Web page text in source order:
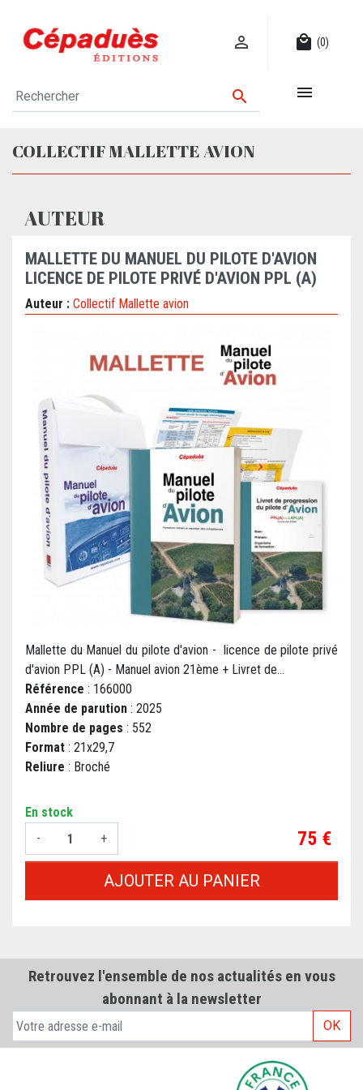
 local_mall (0)
 
COLLECTIF MALLETTE AVION
AUTEUR
MALLETTE DU MANUEL DU PILOTE D'AVION
LICENCE DE PILOTE PRIVÉ D'AVION PPL (A)
Auteur : Collectif Mallette avion
Mallette du Manuel du pilote d'avion - licence de pilote privé
d'avion PPL (A) - Manuel avion 21ème + Livret de...
Référence : 166000
Année de parution : 2025
Nombre de pages : 552
Format : 21x29,7
Reliure : Broché
En stock
-
+ Prix
75 €
AJOUTER AU PANIER
Retrouvez l'ensemble de nos actualités en vous
abonnant à la newsletter
OK